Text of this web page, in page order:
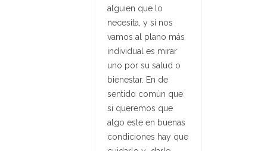
alguien que lo
necesita, y si nos
vamos al plano más
individual es mirar
uno por su salud o
bienestar. En de
sentido común que
si queremos que
algo este en buenas
condiciones hay que